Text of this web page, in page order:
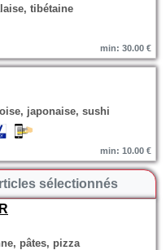
tibétaine
min: 30.00 €
japonaise, sushi
min: 10.00 €
sélectionnés
pâtes, pizza